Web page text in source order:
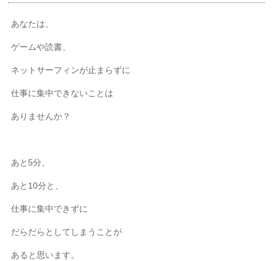
あなたは、
ゲームや読書、
ネットサーフィンが止まらずに
仕事に集中できないことは
ありませんか？
あと5分、
あと10分と、
仕事に集中できずに
だらだらとしてしまうことが
あると思います。